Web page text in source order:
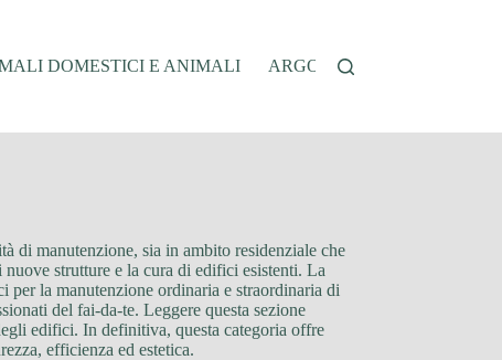
DOMESTICI E ANIMALI ARGOMENTI SENSIBILI
di manutenzione, sia in ambito residenziale che
strutture e la cura di edifici esistenti. La
per la manutenzione ordinaria e straordinaria di
del fai-da-te. Leggere questa sezione
edifici. In definitiva, questa categoria offre
efficienza ed estetica.